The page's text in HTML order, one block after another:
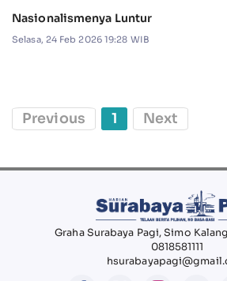
Nasionalismenya Luntur
Selasa, 24 Feb 2026 19:28 WIB
Previous 1 Next
Graha Surabaya Pagi, Simo
0818581111